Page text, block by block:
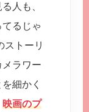
人も、
るじゃ
ストーリ
ラワー
細かく
映画のプ